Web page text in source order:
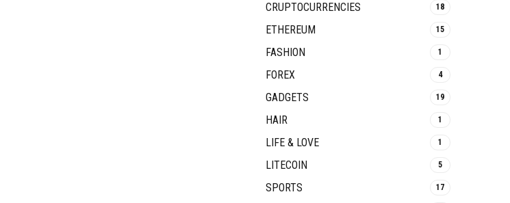
CRUPTOCURRENCIES 18
ETHEREUM 15
FASHION 1
FOREX 4
GADGETS 19
HAIR 1
LIFE & LOVE 1
LITECOIN 5
SPORTS 17